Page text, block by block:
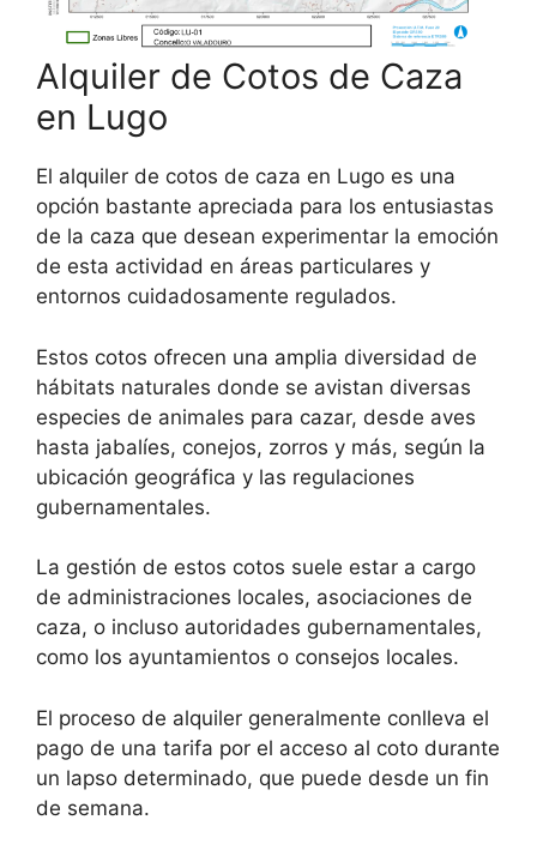
Alquiler de Cotos de Caza
en Lugo
El alquiler de cotos de caza en Lugo es una
opción bastante apreciada para los entusiastas
de la caza que desean experimentar la emoción
de esta actividad en áreas particulares y
entornos cuidadosamente regulados.
Estos cotos ofrecen una amplia diversidad de
hábitats naturales donde se avistan diversas
especies de animales para cazar, desde aves
hasta jabalíes, conejos, zorros y más, según la
ubicación geográfica y las regulaciones
gubernamentales.
La gestión de estos cotos suele estar a cargo
de administraciones locales, asociaciones de
caza, o incluso autoridades gubernamentales,
como los ayuntamientos o consejos locales.
El proceso de alquiler generalmente conlleva el
pago de una tarifa por el acceso al coto durante
un lapso determinado, que puede desde un fin
de semana.